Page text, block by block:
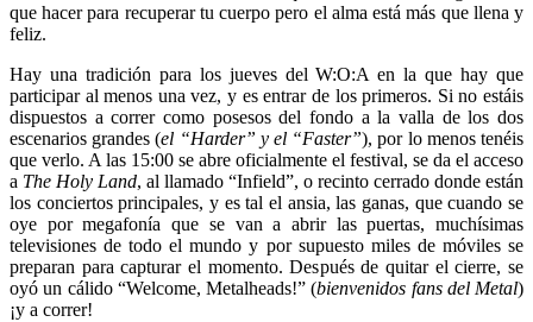
que hacer para recuperar tu cuerpo pero el alma está más que llena y
feliz.
Hay una tradición para los jueves del W:O:A en la que hay que
participar al menos una vez, y es entrar de los primeros. Si no estáis
dispuestos a correr como posesos del fondo a la valla de los dos
escenarios grandes (el “Harder” y el “Faster”), por lo menos tenéis
que verlo. A las 15:00 se abre oficialmente el festival, se da el acceso
a The Holy Land, al llamado “Infield”, o recinto cerrado donde están
los conciertos principales, y es tal el ansia, las ganas, que cuando se
oye por megafonía que se van a abrir las puertas, muchísimas
televisiones de todo el mundo y por supuesto miles de móviles se
preparan para capturar el momento. Después de quitar el cierre, se
oyó un cálido “Welcome, Metalheads!” (bienvenidos fans del Metal)
¡y a correr!